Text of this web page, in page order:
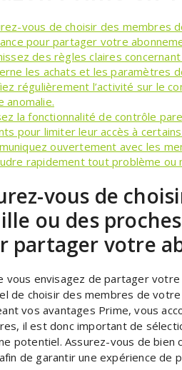
vous de choisir des membres
pour partager votre
des règles claires
les achats et les paramètres
régulièrement l’activité sur le
anomalie.
la fonctionnalité de contrôle
pour limiter leur accès à
ouvertement avec les
rapidement tout problème ou
vous de
ou des
partager votre
vous envisagez de partager
de choisir des membres de
vos avantages Prime, vous
il est donc important de
potentiel. Assurez-vous de
de garantir une expérience de